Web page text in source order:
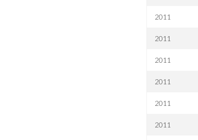
2011
2011
2011
2011
2011
2011